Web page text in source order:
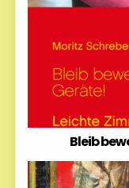
Bleib